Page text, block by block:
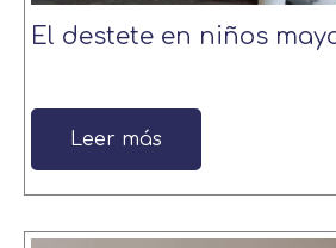
El destete en niños
Leer más